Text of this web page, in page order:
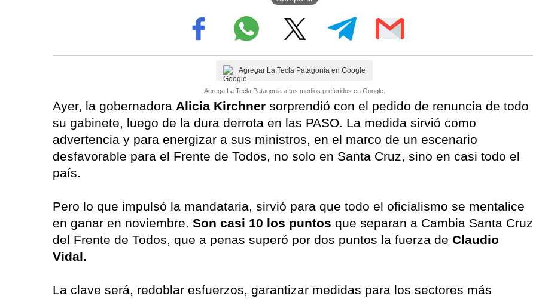
Agregar La Tecla Patagonia en Google
Agrega La Tecla Patagonia a tus medios preferidos en Google.
Ayer, la gobernadora Alicia Kirchner sorprendió con el pedido de renuncia de todo
su gabinete, luego de la dura derrota en las PASO. La medida sirvió como
advertencia y para energizar a sus ministros, en el marco de un escenario
desfavorable para el Frente de Todos, no solo en Santa Cruz, sino en casi todo el
país.
Pero lo que impulsó la mandataria, sirvió para que todo el oficialismo se mentalice
en ganar en noviembre. Son casi 10 los puntos que separan a Cambia Santa Cruz
del Frente de Todos, que a penas superó por dos puntos la fuerza de Claudio
Vidal.
La clave será, redoblar esfuerzos, garantizar medidas para los sectores más